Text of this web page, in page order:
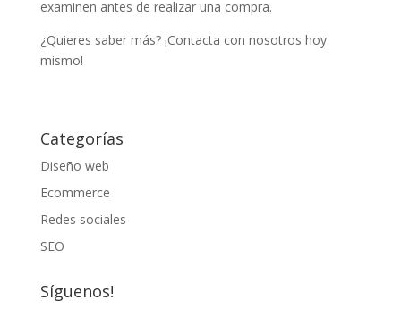
examinen antes de realizar una compra.
¿Quieres saber más? ¡Contacta con nosotros hoy
mismo!
Categorías
Diseño web
Ecommerce
Redes sociales
SEO
Síguenos!